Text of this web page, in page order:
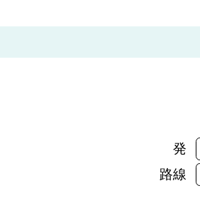
発
路線